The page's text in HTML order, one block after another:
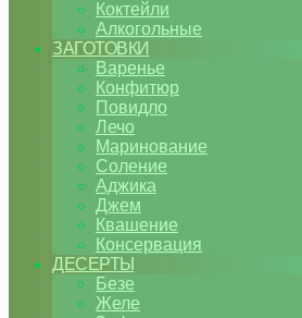
Коктейли
Алкогольные
ЗАГОТОВКИ
Варенье
Конфитюр
Повидло
Лечо
Маринование
Соление
Аджика
Джем
Квашение
Консервация
ДЕСЕРТЫ
Безе
Желе